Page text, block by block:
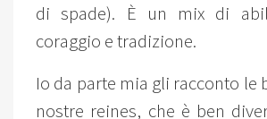
di spade). È un mix di
coraggio e tradizione.
Io da parte mia gli racconto le
nostre reines, che è ben